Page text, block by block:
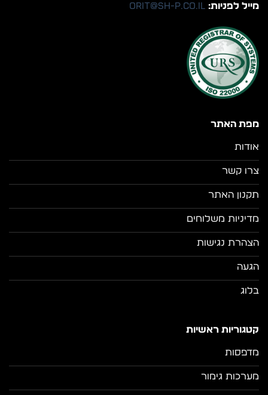
מפת האתר
אודות
צרו קשר
תקנון האתר
מדיניות משלוחים
הצהרת נגישות
הגעה
בלוג
קטגוריות ראשיות
מדפסות
מערכות גימור
מייל לפניות: orit@sh-p.co.il